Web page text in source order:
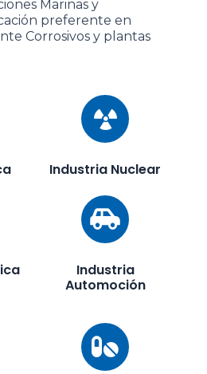
Marinas y
preferente en
Corrosivos y plantas
Industria Nuclear
Industria
Automoción